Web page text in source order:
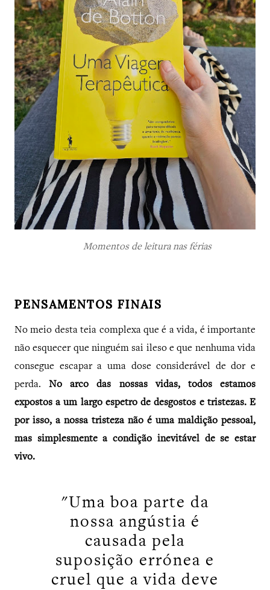
Momentos de leitura nas férias
PENSAMENTOS FINAIS
No meio desta teia complexa que é a vida, é importante
não esquecer que ninguém sai ileso e que nenhuma vida
consegue escapar a uma dose considerável de dor e
perda.No arco das nossas vidas, todos estamos
expostos a um largo espetro de desgostos e tristezas. E
por isso, a nossa tristeza não é uma maldição pessoal,
mas simplesmente a condição inevitável de se estar
vivo.
"Uma boa parte da
nossa angústia é
causada pela
suposição errónea e
cruel que a vida deve